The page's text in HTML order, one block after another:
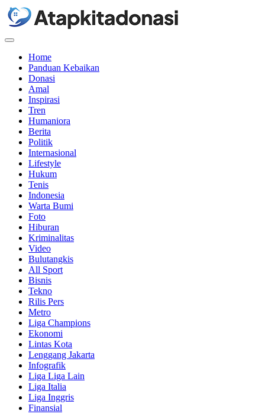
Menu
Home
Panduan Kebaikan
Donasi
Amal
Inspirasi
Tren
Humaniora
Berita
Politik
Internasional
Lifestyle
Hukum
Tenis
Indonesia
Warta Bumi
Foto
Hiburan
Kriminalitas
Video
Bulutangkis
All Sport
Bisnis
Tekno
Rilis Pers
Metro
Liga Champions
Ekonomi
Lintas Kota
Lenggang Jakarta
Infografik
Liga Liga Lain
Liga Italia
Liga Inggris
Finansial